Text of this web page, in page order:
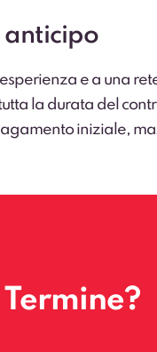
anticipo
e a una
la durata del
iniziale,